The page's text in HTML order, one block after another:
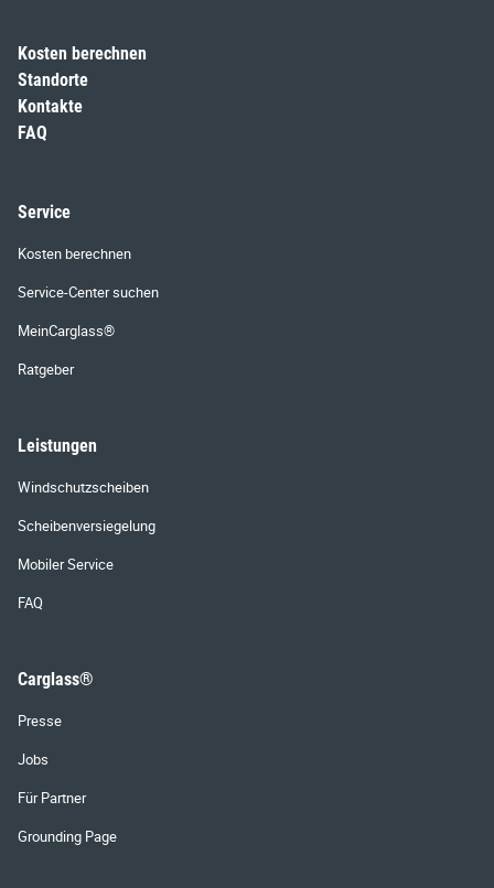
Kosten berechnen
Standorte
Kontakte
FAQ
Service
Kosten berechnen
Service-Center suchen
MeinCarglass®
Ratgeber
Leistungen
Windschutzscheiben
Scheibenversiegelung
Mobiler Service
FAQ
Carglass®
Presse
Jobs
Für Partner
Grounding Page